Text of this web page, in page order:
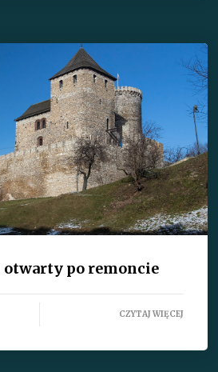
otwarty po remoncie
CZYTAJ WIĘCEJ